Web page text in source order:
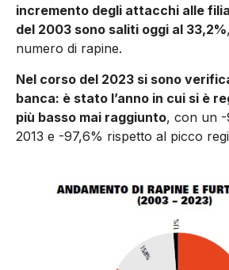
incremento degli attacchi alle
del 2003 sono saliti oggi al 33,2%
numero di rapine.
Nel corso del 2023 si sono
banca: è stato l’anno in cui si è
più basso mai raggiunto, con un
2013 e -97,6% rispetto al picco